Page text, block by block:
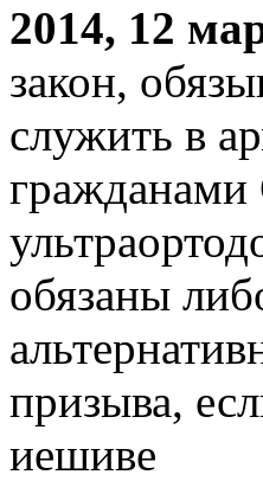
2014, 12
закон,
служить в
гражданами
обязаны
призыва,
иешиве